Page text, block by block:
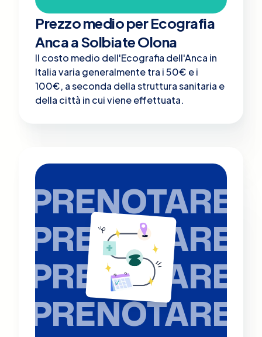
Prezzo medio per Ecografia
Anca a Solbiate Olona
Il costo medio dell'Ecografia dell'Anca in
Italia varia generalmente tra i 50€ e i
100€, a seconda della struttura sanitaria e
della città in cui viene effettuata.
PRENOTARE
PRENOTARE
PRENOTARE
PRENOTARE